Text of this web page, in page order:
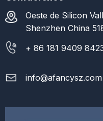
Oeste de Silicon
Shenzhen China
+ 86 181 9409
info@afancysz.com